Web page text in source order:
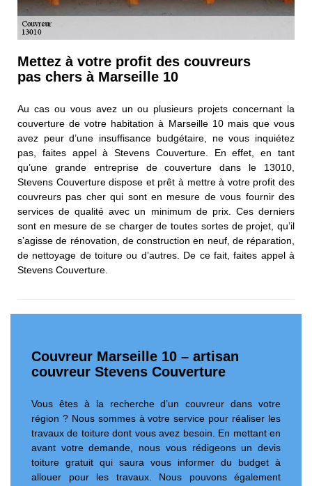
Mettez à votre profit des couvreurs
pas chers à Marseille 10
Au cas ou vous avez un ou plusieurs projets concernant la
couverture de votre habitation à Marseille 10 mais que vous
avez peur d’une insuffisance budgétaire, ne vous inquiétez
pas, faites appel à Stevens Couverture. En effet, en tant
qu’une grande entreprise de couverture dans le 13010,
Stevens Couverture dispose et prêt à mettre à votre profit des
couvreurs pas cher qui sont en mesure de vous fournir des
services de qualité avec un minimum de prix. Ces derniers
sont en mesure de se charger de toutes sortes de projet, qu’il
s’agisse de rénovation, de construction en neuf, de réparation,
de nettoyage de toiture ou d’autres. De ce fait, faites appel à
Stevens Couverture.
Couvreur Marseille 10 – artisan
couvreur Stevens Couverture
Vous êtes à la recherche d’un couvreur dans votre
région ? Nous sommes à votre service pour réaliser les
travaux de toiture dont vous avez besoin. En mettant en
avant votre demande, nous vous rédigeons un devis
toiture gratuit qui saura vous informer du budget à
allouer pour les travaux. Nous pouvons également